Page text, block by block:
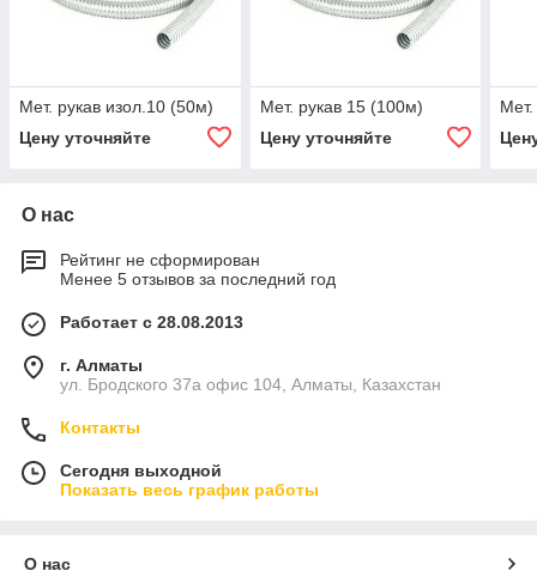
Мет. рукав изол.10 (50м)
Цену уточняйте
Мет. рукав 15 (100м)
Цену уточняйте
О нас
Рейтинг не сформирован
Менее 5 отзывов за последний год
Работает с 28.08.2013
г. Алматы
ул. Бродского 37а офис 104, Алматы, Казахстан
Контакты
Сегодня выходной
Показать весь график работы
О нас